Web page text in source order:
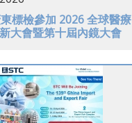
標檢參加 2026 全球醫療
大會暨第十屆內鏡大會